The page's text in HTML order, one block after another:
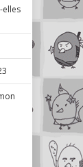
elles